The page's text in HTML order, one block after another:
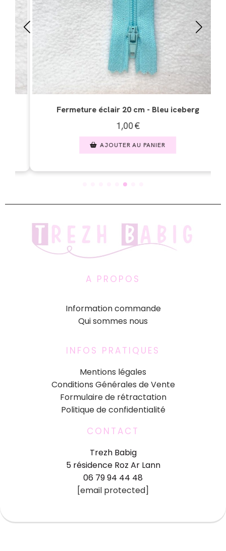
Fermeture éclair 20 cm - Vert
AJOUTER AU PANIER
A PROPOS
Information commande
Qui sommes nous
INFOS PRATIQUES
Mentions légales
Conditions Générales de Vente
Formulaire de rétractation
Politique de confidentialité
CONTACT
Trezh Babig
5 résidence Roz Ar Lann
06 79 94 44 48
[email protected]